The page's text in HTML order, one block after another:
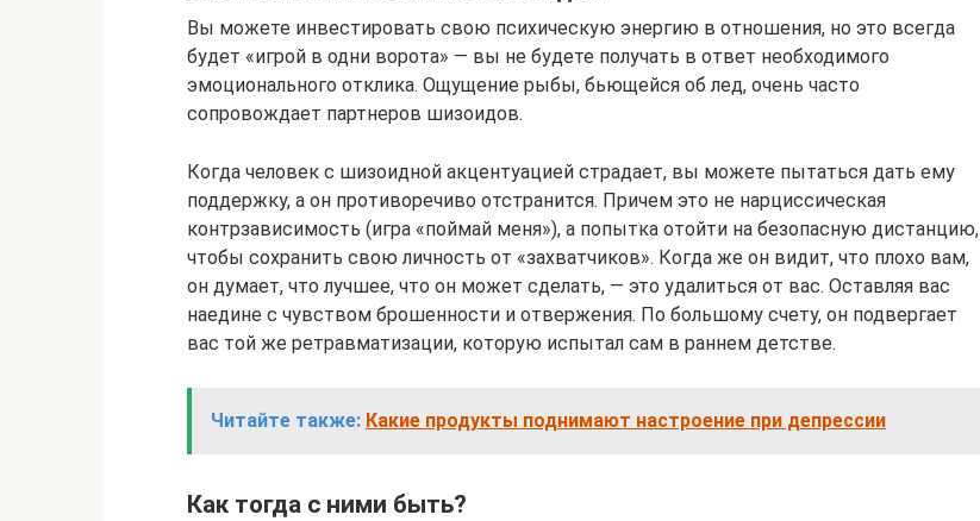
Вы можете инвестировать свою психическую энергию в отношения, но это всегда
будет «игрой в одни ворота» — вы не будете получать в ответ необходимого
эмоционального отклика. Ощущение рыбы, бьющейся об лед, очень часто
сопровождает партнеров шизоидов.
Когда человек с шизоидной акцентуацией страдает, вы можете пытаться дать ему
поддержку, а он противоречиво отстранится. Причем это не нарциссическая
контрзависимость (игра «поймай меня»), а попытка отойти на безопасную дистанцию,
чтобы сохранить свою личность от «захватчиков». Когда же он видит, что плохо вам,
он думает, что лучшее, что он может сделать, — это удалиться от вас. Оставляя вас
наедине с чувством брошенности и отвержения. По большому счету, он подвергает
вас той же ретравматизации, которую испытал сам в раннем детстве.
Читайте также: Какие продукты поднимают настроение при депрессии
Как тогда с ними быть?